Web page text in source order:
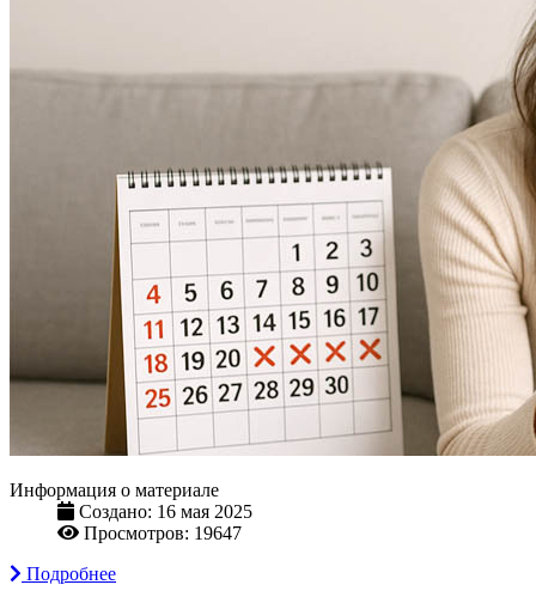
Информация о материале
Создано: 16 мая 2025
Просмотров: 19647
Подробнее